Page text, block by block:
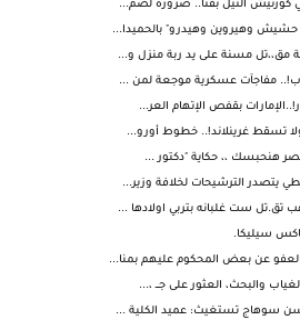
كورنيش النيل بقنا.. ضرورة لضم...
حشيش وهيروين وهيدرو" بالحميدا...
مق،،تل مسنة على يد ربة منزل و...
مفاجآت عسكرية موجعة لمن ...
بقفص الإتهام العر...
تسقط غرينلاند!.. خطوط أورو...
هنحبسك ،، حكاية "دكتور ...
يتصدر الترشيحات لخلافة وزير...
ست غلبانه بتربي اولادها ...
سيليكا.
عن بعض المحكوم عليهم بمنا...
والبحث، العثور على جـــ ،...
سوهاج تستغيث: عميد الكلية ...